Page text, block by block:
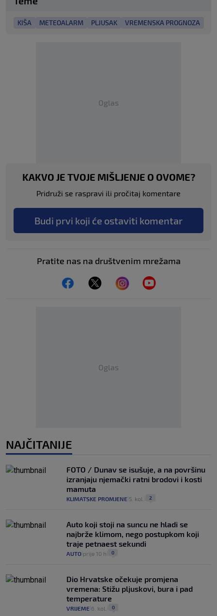
KIŠA METEOALARM PLJUSAK VREMENSKA PROGNOZA
Oglas
KAKVO JE TVOJE MIŠLJENJE O OVOME?
Pridruži se raspravi ili pročitaj komentare
Budi prvi koji će ostaviti komentar
Pratite nas na društvenim mrežama
Oglas
NAJČITANIJE
FOTO / Dunav se isušuje, a na površinu
izranjaju njemački ratni brodovi i kosti
mamuta
KLIMATSKE PROMJENE 5. kol. 2
Auto koji stoji na suncu ne hladi se
najbrže klimom, nego postupkom koji
traje petnaest sekundi
AUTO prije 10 h 0
Dio Hrvatske očekuje promjena
vremena: Stižu pljuskovi, bura i pad
temperature
VRIJEME 6. kol. 0